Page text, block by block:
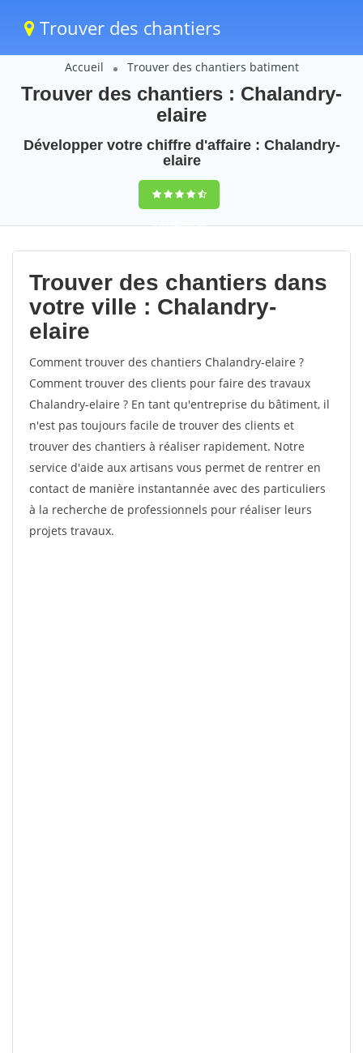
Trouver des chantiers
Accueil Trouver des chantiers batiment
Trouver des chantiers : Chalandry-
elaire
Développer votre chiffre d'affaire : Chalandry-
elaire
9,5(100%)49
votes
Trouver des chantiers dans
votre ville : Chalandry-
elaire
Comment trouver des chantiers Chalandry-elaire ?
Comment trouver des clients pour faire des travaux
Chalandry-elaire ? En tant qu'entreprise du bâtiment, il
n'est pas toujours facile de trouver des clients et
trouver des chantiers à réaliser rapidement. Notre
service d'aide aux artisans vous permet de rentrer en
contact de manière instantannée avec des particuliers
à la recherche de professionnels pour réaliser leurs
projets travaux.